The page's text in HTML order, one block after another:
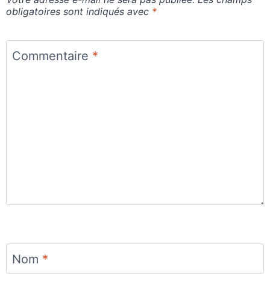
obligatoires sont indiqués avec *
Commentaire *
Nom *